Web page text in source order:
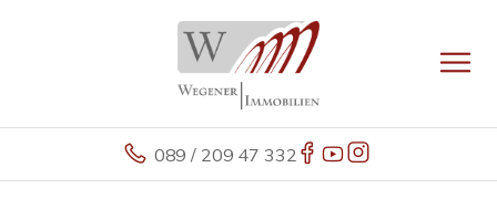
089 / 209 47 332